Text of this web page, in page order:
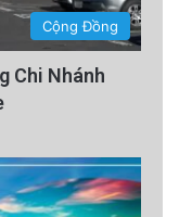
Cộng Đồng
Chi Nhánh